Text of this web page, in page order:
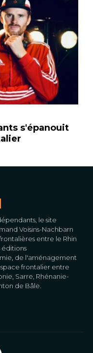
s'épanouit
le site
Voisins-Nachbarn
entre le Rhin
éditions
de l'aménagement
frontalier entre
Sarre, Rhénanie-
de Bâle.